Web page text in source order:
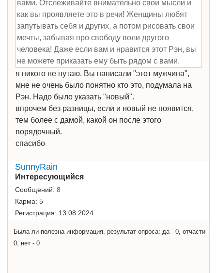
вами. Отслеживайте внимательно свои мысли и
как вы проявляете это в речи! Женщины любят
запутывать себя и других, а потом рисовать свои
мечты, забывая про свободу воли другого
человека! Даже если вам и нравится этот Рэн, вы
не можете приказать ему быть рядом с вами.
я никого не путаю. Вы написали "этот мужчина",
мне не очень было понятно кто это, подумала на
Рэн. Надо было указать "новый".
впрочем без разницы, если и новый не появится,
тем более с дамой, какой он после этого
порядочный.
спасибо
SunnyRain
Интересующийся
Сообщений: 8
Карма: 5
Регистрация: 13.08.2024
Была ли полезна информация, результат опроса: да - 0, отчасти -
0, нет - 0